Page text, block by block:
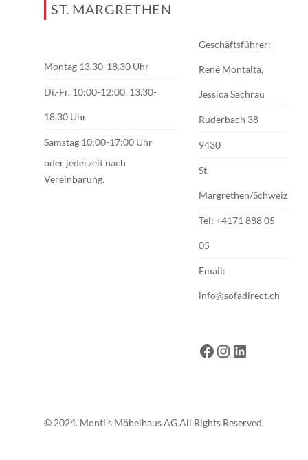
Geschäftsführer:
René Montalta,
Jessica Sachrau
Ruderbach 38
9430
St.
Margrethen/Schweiz
Tel: +4171 888 05
05
Email:
info@sofadirect.ch
ST. MARGRETHEN
Montag 13.30-18.30 Uhr
Di.-Fr. 10:00-12:00, 13.30-
18.30 Uhr
Samstag 10:00-17:00 Uhr
oder jederzeit nach
Vereinbarung.
© 2024. Monti's Möbelhaus AG All Rights Reserved.